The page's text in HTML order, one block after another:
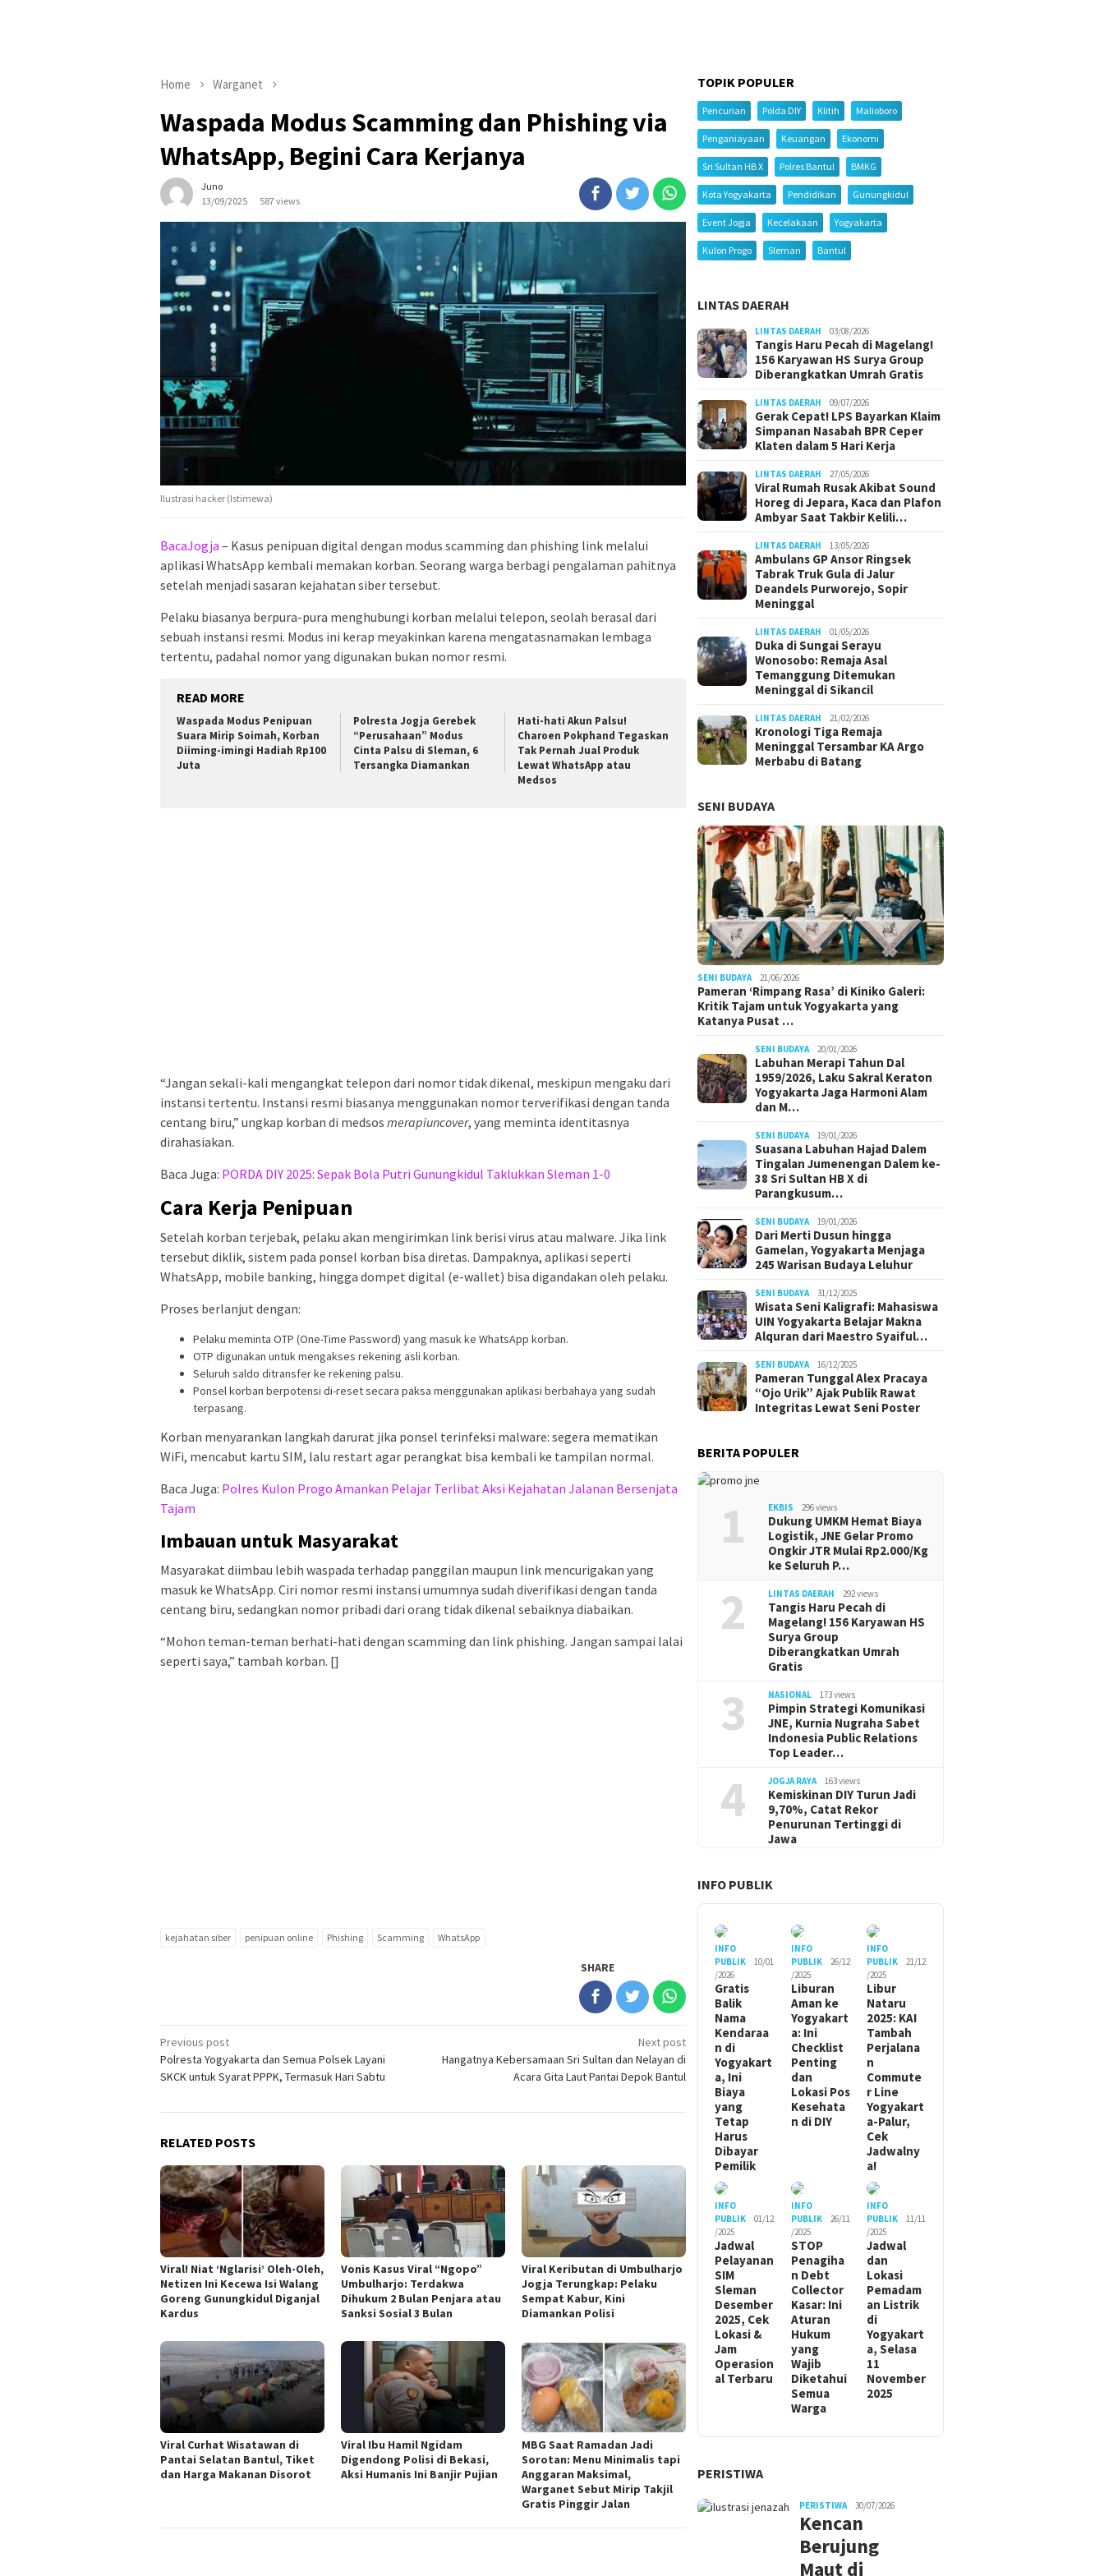
Home Warganet
Waspada Modus Scamming dan Phishing via
WhatsApp, Begini Cara Kerjanya
Juno
13/09/2025
587 views
Ilustrasi hacker (Istimewa)
BacaJogja – Kasus penipuan digital dengan modus scamming dan phishing link melalui
aplikasi WhatsApp kembali memakan korban. Seorang warga berbagi pengalaman pahitnya
setelah menjadi sasaran kejahatan siber tersebut.
Pelaku biasanya berpura-pura menghubungi korban melalui telepon, seolah berasal dari
sebuah instansi resmi. Modus ini kerap meyakinkan karena mengatasnamakan lembaga
tertentu, padahal nomor yang digunakan bukan nomor resmi.
READ MORE
Waspada Modus Penipuan
Suara Mirip Soimah, Korban
Diiming-imingi Hadiah Rp100
Juta
Polresta Jogja Gerebek
“Perusahaan” Modus
Cinta Palsu di Sleman, 6
Tersangka Diamankan
Hati-hati Akun Palsu!
Charoen Pokphand Tegaskan
Tak Pernah Jual Produk
Lewat WhatsApp atau
Medsos
“Jangan sekali-kali mengangkat telepon dari nomor tidak dikenal, meskipun mengaku dari
instansi tertentu. Instansi resmi biasanya menggunakan nomor terverifikasi dengan tanda
centang biru,” ungkap korban di medsos merapiuncover, yang meminta identitasnya
dirahasiakan.
Baca Juga: PORDA DIY 2025: Sepak Bola Putri Gunungkidul Taklukkan Sleman 1-0
Cara Kerja Penipuan
Setelah korban terjebak, pelaku akan mengirimkan link berisi virus atau malware. Jika link
tersebut diklik, sistem pada ponsel korban bisa diretas. Dampaknya, aplikasi seperti
WhatsApp, mobile banking, hingga dompet digital (e-wallet) bisa digandakan oleh pelaku.
Proses berlanjut dengan:
Pelaku meminta OTP (One-Time Password) yang masuk ke WhatsApp korban.
OTP digunakan untuk mengakses rekening asli korban.
Seluruh saldo ditransfer ke rekening palsu.
Ponsel korban berpotensi di-reset secara paksa menggunakan aplikasi berbahaya yang sudah
terpasang.
Korban menyarankan langkah darurat jika ponsel terinfeksi malware: segera mematikan
WiFi, mencabut kartu SIM, lalu restart agar perangkat bisa kembali ke tampilan normal.
Baca Juga: Polres Kulon Progo Amankan Pelajar Terlibat Aksi Kejahatan Jalanan Bersenjata
Tajam
Imbauan untuk Masyarakat
Masyarakat diimbau lebih waspada terhadap panggilan maupun link mencurigakan yang
masuk ke WhatsApp. Ciri nomor resmi instansi umumnya sudah diverifikasi dengan tanda
centang biru, sedangkan nomor pribadi dari orang tidak dikenal sebaiknya diabaikan.
“Mohon teman-teman berhati-hati dengan scamming dan link phishing. Jangan sampai lalai
seperti saya,” tambah korban. []
kejahatan siber penipuan online Phishing Scamming WhatsApp
SHARE
Post
navigation
Previous post
Polresta Yogyakarta dan Semua Polsek Layani
SKCK untuk Syarat PPPK, Termasuk Hari Sabtu
Next post
Hangatnya Kebersamaan Sri Sultan dan Nelayan di
Acara Gita Laut Pantai Depok Bantul
RELATED POSTS
Viral! Niat ‘Nglarisi’ Oleh-Oleh,
Netizen Ini Kecewa Isi Walang
Goreng Gunungkidul Diganjal
Kardus
Vonis Kasus Viral “Ngopo”
Umbulharjo: Terdakwa
Dihukum 2 Bulan Penjara atau
Sanksi Sosial 3 Bulan
Viral Keributan di Umbulharjo
Jogja Terungkap: Pelaku
Sempat Kabur, Kini
Diamankan Polisi
Viral Curhat Wisatawan di
Pantai Selatan Bantul, Tiket
dan Harga Makanan Disorot
Viral Ibu Hamil Ngidam
Digendong Polisi di Bekasi,
Aksi Humanis Ini Banjir Pujian
MBG Saat Ramadan Jadi
Sorotan: Menu Minimalis tapi
Anggaran Maksimal,
Warganet Sebut Mirip Takjil
Gratis Pinggir Jalan
TOPIK POPULER
Pencurian Polda DIY Klitih Malioboro
Penganiayaan Keuangan Ekonomi
Sri Sultan HB X Polres Bantul BMKG
Kota Yogyakarta Pendidikan Gunungkidul
Event Jogja Kecelakaan Yogyakarta
Kulon Progo Sleman Bantul
LINTAS DAERAH
LINTAS DAERAH 03/08/2026
Tangis Haru Pecah di Magelang!
156 Karyawan HS Surya Group
Diberangkatkan Umrah Gratis
LINTAS DAERAH 09/07/2026
Gerak Cepat! LPS Bayarkan Klaim
Simpanan Nasabah BPR Ceper
Klaten dalam 5 Hari Kerja
LINTAS DAERAH 27/05/2026
Viral Rumah Rusak Akibat Sound
Horeg di Jepara, Kaca dan Plafon
Ambyar Saat Takbir Kelili…
LINTAS DAERAH 13/05/2026
Ambulans GP Ansor Ringsek
Tabrak Truk Gula di Jalur
Deandels Purworejo, Sopir
Meninggal
LINTAS DAERAH 01/05/2026
Duka di Sungai Serayu
Wonosobo: Remaja Asal
Temanggung Ditemukan
Meninggal di Sikancil
LINTAS DAERAH 21/02/2026
Kronologi Tiga Remaja
Meninggal Tersambar KA Argo
Merbabu di Batang
SENI BUDAYA
SENI BUDAYA 21/06/2026
Pameran ‘Rimpang Rasa’ di Kiniko Galeri:
Kritik Tajam untuk Yogyakarta yang
Katanya Pusat …
SENI BUDAYA 20/01/2026
Labuhan Merapi Tahun Dal
1959/2026, Laku Sakral Keraton
Yogyakarta Jaga Harmoni Alam
dan M…
SENI BUDAYA 19/01/2026
Suasana Labuhan Hajad Dalem
Tingalan Jumenengan Dalem ke-
38 Sri Sultan HB X di
Parangkusum…
SENI BUDAYA 19/01/2026
Dari Merti Dusun hingga
Gamelan, Yogyakarta Menjaga
245 Warisan Budaya Leluhur
SENI BUDAYA 31/12/2025
Wisata Seni Kaligrafi: Mahasiswa
UIN Yogyakarta Belajar Makna
Alquran dari Maestro Syaiful…
SENI BUDAYA 16/12/2025
Pameran Tunggal Alex Pracaya
“Ojo Urik” Ajak Publik Rawat
Integritas Lewat Seni Poster
BERITA POPULER
1 EKBIS 296 views
Dukung UMKM Hemat Biaya
Logistik, JNE Gelar Promo
Ongkir JTR Mulai Rp2.000/Kg
ke Seluruh P…
2 LINTAS DAERAH 292 views
Tangis Haru Pecah di
Magelang! 156 Karyawan HS
Surya Group
Diberangkatkan Umrah
Gratis
3 NASIONAL 173 views
Pimpin Strategi Komunikasi
JNE, Kurnia Nugraha Sabet
Indonesia Public Relations
Top Leader…
4 JOGJA RAYA 163 views
Kemiskinan DIY Turun Jadi
9,70%, Catat Rekor
Penurunan Tertinggi di
Jawa
INFO PUBLIK
INFO
PUBLIK
10/01
/2026
Gratis
Balik
Nama
Kendaraa
n di
Yogyakart
a, Ini
Biaya
yang
Tetap
Harus
Dibayar
Pemilik
INFO
PUBLIK
26/12
/2025
Liburan
Aman ke
Yogyakart
a: Ini
Checklist
Penting
dan
Lokasi Pos
Kesehata
n di DIY
INFO
PUBLIK
21/12
/2025
Libur
Nataru
2025: KAI
Tambah
Perjalana
n
Commute
r Line
Yogyakart
a-Palur,
Cek
Jadwalny
a!
INFO
PUBLIK
01/12
/2025
Jadwal
Pelayanan
SIM
Sleman
Desember
2025, Cek
Lokasi &
Jam
Operasion
al Terbaru
INFO
PUBLIK
26/11
/2025
STOP
Penagiha
n Debt
Collector
Kasar: Ini
Aturan
Hukum
yang
Wajib
Diketahui
Semua
Warga
INFO
PUBLIK
11/11
/2025
Jadwal
dan
Lokasi
Pemadam
an Listrik
di
Yogyakart
a, Selasa
11
November
2025
PERISTIWA
PERISTIWA 30/07/2026
Kencan
Berujung
Maut di